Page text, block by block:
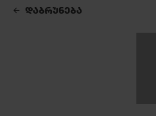
ᲓᲐᲑᲠᲣᲜᲔᲑᲐ